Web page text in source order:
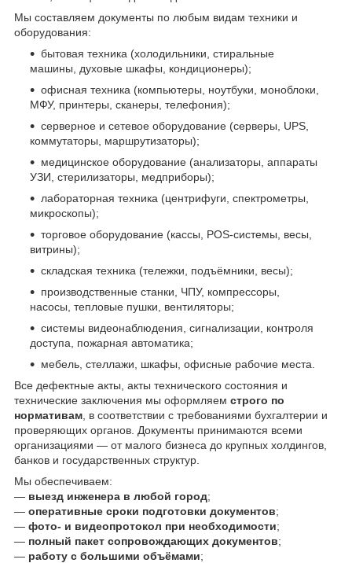
Мы составляем документы по любым видам техники и
оборудования:
бытовая техника (холодильники, стиральные
машины, духовые шкафы, кондиционеры);
офисная техника (компьютеры, ноутбуки, моноблоки,
МФУ, принтеры, сканеры, телефония);
серверное и сетевое оборудование (серверы, UPS,
коммутаторы, маршрутизаторы);
медицинское оборудование (анализаторы, аппараты
УЗИ, стерилизаторы, медприборы);
лабораторная техника (центрифуги, спектрометры,
микроскопы);
торговое оборудование (кассы, POS-системы, весы,
витрины);
складская техника (тележки, подъёмники, весы);
производственные станки, ЧПУ, компрессоры,
насосы, тепловые пушки, вентиляторы;
системы видеонаблюдения, сигнализации, контроля
доступа, пожарная автоматика;
мебель, стеллажи, шкафы, офисные рабочие места.
Все дефектные акты, акты технического состояния и
технические заключения мы оформляем строго по
нормативам , в соответствии с требованиями бухгалтерии и
проверяющих органов. Документы принимаются всеми
организациями — от малого бизнеса до крупных холдингов,
банков и государственных структур.
Мы обеспечиваем:
— выезд инженера в любой город;
— оперативные сроки подготовки документов;
— фото- и видеопротокол при необходимости;
— полный пакет сопровождающих документов;
— работу с большими объёмами;